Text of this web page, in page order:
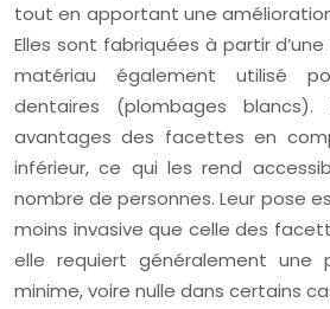
tout en apportant une
Elles sont fabriquées à partir
matériau également utilisé
dentaires (plombages blancs).
avantages des facettes en
inférieur, ce qui les rend
nombre de personnes. Leur pose
moins invasive que celle des
elle requiert généralement une
minime, voire nulle dans certains